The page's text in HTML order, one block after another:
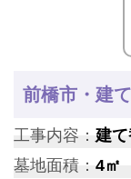
前橋市・建
工事内容： 建て
墓地面積： 4㎡